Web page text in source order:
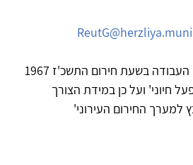
'בהתאם לחוק שירותי העבודה בשעת חירום התשכ'ז 1967
חיוני' ועל כן במידת הצורך
למערך החירום העירוני'